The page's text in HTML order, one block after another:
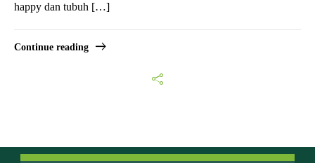
happy dan tubuh […]
Continue reading